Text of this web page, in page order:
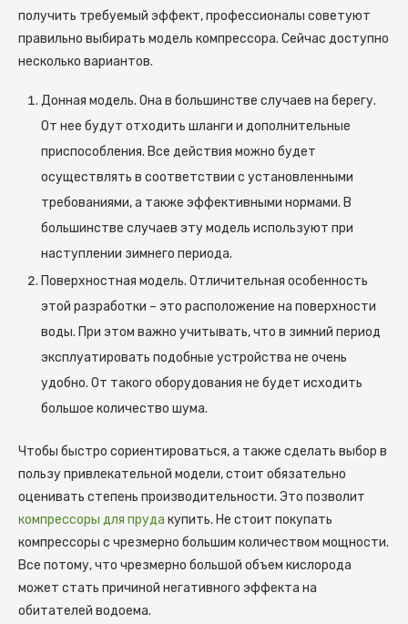
получить требуемый эффект, профессионалы советуют
правильно выбирать модель компрессора. Сейчас доступно
несколько вариантов.
Донная модель. Она в большинстве случаев на берегу.
От нее будут отходить шланги и дополнительные
приспособления. Все действия можно будет
осуществлять в соответствии с установленными
требованиями, а также эффективными нормами. В
большинстве случаев эту модель используют при
наступлении зимнего периода.
Поверхностная модель. Отличительная особенность
этой разработки – это расположение на поверхности
воды. При этом важно учитывать, что в зимний период
эксплуатировать подобные устройства не очень
удобно. От такого оборудования не будет исходить
большое количество шума.
Чтобы быстро сориентироваться, а также сделать выбор в
пользу привлекательной модели, стоит обязательно
оценивать степень производительности. Это позволит
компрессоры для пруда купить. Не стоит покупать
компрессоры с чрезмерно большим количеством мощности.
Все потому, что чрезмерно большой объем кислорода
может стать причиной негативного эффекта на
обитателей водоема.